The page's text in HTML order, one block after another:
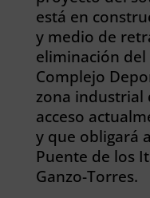
está en
y medio de
eliminación
Complejo
zona industrial
acceso
y que obligará
Puente de los
Ganzo-Torres.